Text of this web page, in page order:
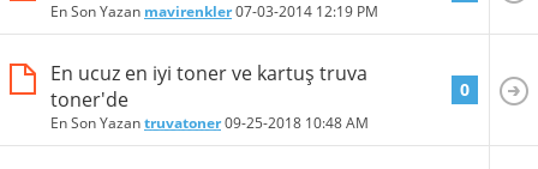
En Son Yazan mavirenkler07-03-2014 12:19 PM
En ucuz en iyi toner ve kartuş truva
toner'de
En Son Yazantruvatoner09-25-2018 10:48 AM
0